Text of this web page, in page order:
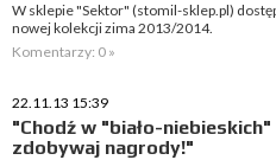
W sklepie "Sektor" (stomil-sklep.pl)
nowej kolekcji zima 2013/2014.
Komentarzy: 0 »
22.11.13 15:39
"Chodź w "biało-
zdobywaj nagrody!"